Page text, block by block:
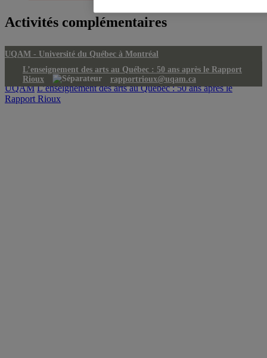
Activités complémentaires
UQAM - Université du Québec à Montréal
L’enseignement des arts au Québec : 50 ans après le Rapport
Rioux
rapportrioux@uqam.ca
UQAM L’enseignement des arts au Québec : 50 ans après le
Rapport Rioux